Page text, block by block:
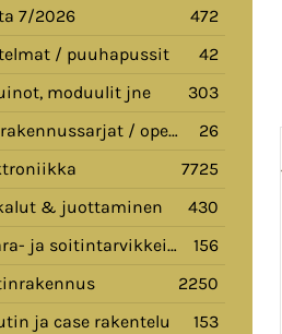
7/2026
472
/ puuhapussit
42
moduulit jne
303
/ opetussarjat
26
7725
& juottaminen
430
ja soitintarvikkeita
156
2250
ja case rakentelu
153